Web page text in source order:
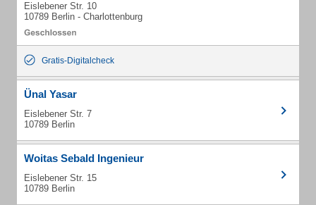
Eislebener Str. 10
10789 Berlin - Charlottenburg
Gratis-Digitalcheck
Ünal Yasar
Eislebener Str. 7
10789 Berlin
Woitas Sebald Ingenieur
Eislebener Str. 15
10789 Berlin